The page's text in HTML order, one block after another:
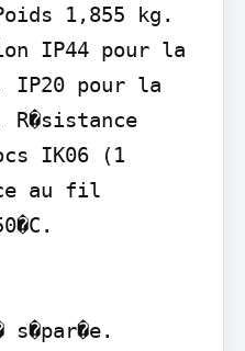
1,855 kg.
IP44 pour la
IP20 pour la
IK06 (1
au fil
s�par�e.